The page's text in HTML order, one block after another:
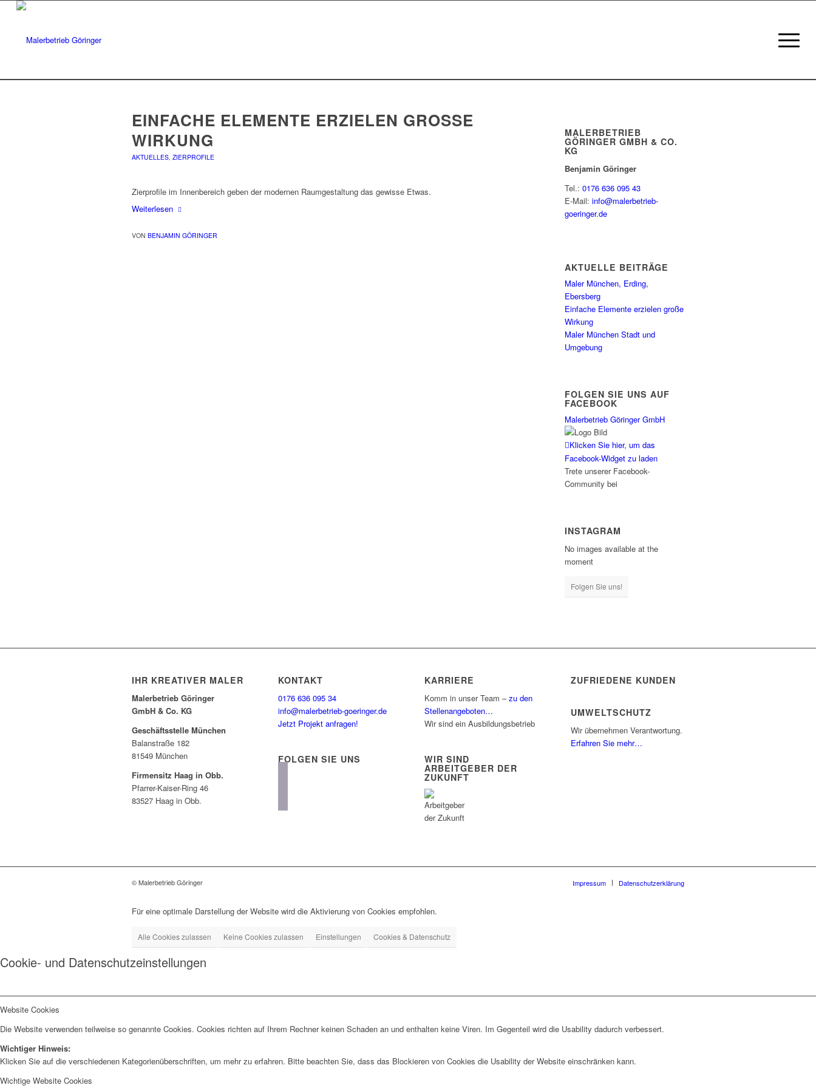
EINFACHE ELEMENTE ERZIELEN GROSSE W
IRKUNG
AKTUELLES, ZIERPROFILE
Zierprofile im Innenbereich geben der modernen Raumgestaltung das gewisse Etwas.
Weiterlesen
VON BENJAMIN GÖRINGER
MALERBETRIEB
GÖRINGER GMBH & CO.
KG
Benjamin Göringer
Tel.:0176 636 095 43
E-Mail:info@malerbetrieb-
goeringer.de
AKTUELLE BEITRÄGE
Maler München, Erding,
Ebersberg
Einfache Elemente erzielen große
Wirkung
Maler München Stadt und
Umgebung
FOLGEN SIE UNS AUF
FACEBOOK
Malerbetrieb Göringer GmbH
Klicken Sie hier, um das
Facebook-Widget zu laden
Trete unserer Facebook-
Community bei
INSTAGRAM
No images available at the
moment
Folgen Sie uns!
IHR KREATIVER MALER
Malerbetrieb Göringer
GmbH & Co. KG
Geschäftsstelle München
Balanstraße 182
81549 München
Firmensitz Haag in Obb.
Pfarrer-Kaiser-Ring 46
83527 Haag in Obb.
KONTAKT
0176 636 095 34
info@malerbetrieb-goeringer.de
Jetzt Projekt anfragen!
FOLGEN SIE UNS
KARRIERE
Komm in unser Team –zu den
Stellenangeboten…
Wir sind ein Ausbildungsbetrieb
WIR SIND
ARBEITGEBER DER
ZUKUNFT
ZUFRIEDENE KUNDEN
UMWELTSCHUTZ
Wir übernehmen Verantwortung.
Erfahren Sie mehr…
© Malerbetrieb Göringer Impressum Datenschutzerklärung
Für eine optimale Darstellung der Website wird die Aktivierung von Cookies empfohlen.
Alle Cookies zulassen Keine Cookies zulassen Einstellungen Cookies & Datenschutz
Cookie- und Datenschutzeinstellungen
Website Cookies
Die Website verwenden teilweise so genannte Cookies. Cookies richten auf Ihrem Rechner keinen Schaden an und enthalten keine Viren. Im Gegenteil wird die Usability dadurch verbessert.
Wichtiger Hinweis:
Klicken Sie auf die verschiedenen Kategorienüberschriften, um mehr zu erfahren. Bitte beachten Sie, dass das Blockieren von Cookies die Usability der Website einschränken kann.
Wichtige Website Cookies